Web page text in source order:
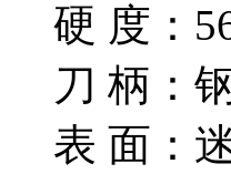
硬 度：
刀 柄：
表 面：